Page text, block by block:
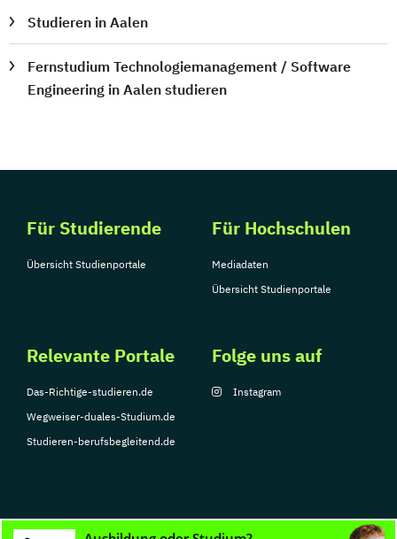
Studieren in Aalen
Fernstudium Technologiemanagement / Software
Engineering in Aalen studieren
Für Studierende
Übersicht Studienportale
Für Hochschulen
Mediadaten
Übersicht Studienportale
Relevante Portale
Das-Richtige-studieren.de
Wegweiser-duales-Studium.de
Studieren-berufsbegleitend.de
Folge uns auf
Instagram